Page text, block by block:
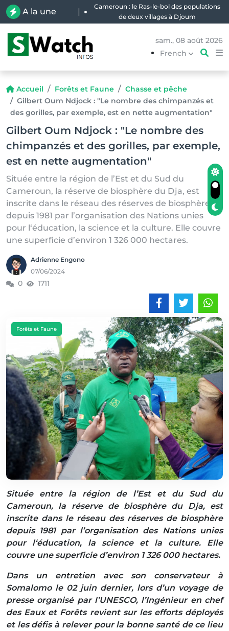
A la une |
Cameroun : le Ras-le-bol des populations
de deux villages à Djoum
sam., 08 août 2026
French
Accueil Forêts et Faune
Chasse et pêche
Gilbert Oum Ndjock : "Le nombre des chimpanzés et
des gorilles, par exemple, est en nette augmentation"
Gilbert Oum Ndjock : "Le nombre des
chimpanzés et des gorilles, par exemple,
est en nette augmentation"
Située entre la région de l’Est et du Sud du
Cameroun, la réserve de biosphère du Dja, est
inscrite dans le réseau des réserves de biosphère
depuis 1981 par l’organisation des Nations unies
pour l‘éducation, la science et la culture. Elle couvre
une superficie d’environ 1 326 000 hectares.
Adrienne Engono
07/06/2024
0 1711
Forêts et Faune
Située entre la région de l’Est et du Sud du
Cameroun, la réserve de biosphère du Dja, est
inscrite dans le réseau des réserves de biosphère
depuis 1981 par l’organisation des Nations unies
pour l‘éducation, la science et la culture. Elle
couvre une superficie d’environ 1 326 000 hectares.
Dans un entretien avec son conservateur à
Somalomo le 02 juin dernier, lors d’un voyage de
presse organisé par l’UNESCO, l’Ingénieur en chef
des Eaux et Forêts revient sur les efforts déployés
et les défis à relever pour la bonne santé de ce lieu